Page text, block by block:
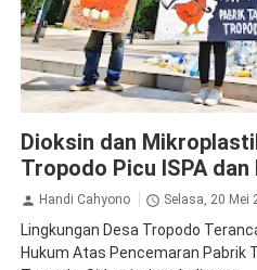
Dioksin dan
Tropodo Picu ISPA dan
Handi Cahyono Selasa, 20 Mei
Lingkungan Desa Tropodo
Hukum Atas Pencemaran Pabrik